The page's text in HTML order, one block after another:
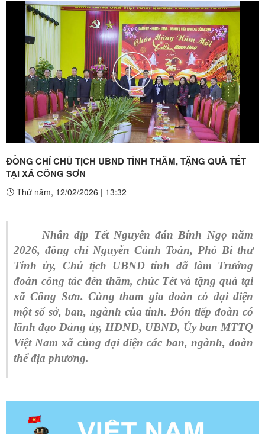
Play
Video
ĐỒNG CHÍ CHỦ TỊCH UBND TỈNH THĂM, TẶNG QUÀ TẾT
TẠI XÃ CÔNG SƠN
Thứ năm, 12/02/2026 | 13:32
Nhân dịp Tết Nguyên đán Bính Ngọ năm
2026, đồng chí Nguyễn Cảnh Toàn, Phó Bí thư
Tỉnh ủy, Chủ tịch UBND tỉnh đã làm Trưởng
đoàn công tác đến thăm, chúc Tết và tặng quà tại
xã Công Sơn. Cùng tham gia đoàn có đại diện
một số sở, ban, ngành của tỉnh. Đón tiếp đoàn có
lãnh đạo Đảng ủy, HĐND, UBND, Ủy ban MTTQ
Việt Nam xã cùng đại diện các ban, ngành, đoàn
thể địa phương.